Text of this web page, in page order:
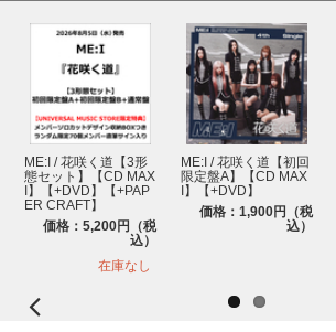
ME:I / 花咲く道【3形
態セット】【CD MAX
I】【+DVD】【+PAP
ER CRAFT】
価格：5,200円（税
込）
在庫なし
ME:I / 花咲く道【初回
限定盤A】【CD MAX
I】【+DVD】
価格：1,900円（税
込）